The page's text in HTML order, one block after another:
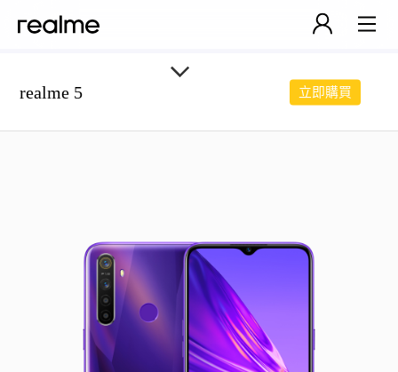
realme 5 立即購買